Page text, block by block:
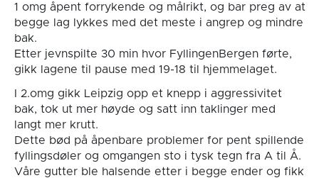
1 omg åpent forrykende og målrikt, og bar preg av at
begge lag lykkes med det meste i angrep og mindre
bak.
Etter jevnspilte 30 min hvor FyllingenBergen førte,
gikk lagene til pause med 19-18 til hjemmelaget.
I 2.omg gikk Leipzig opp et knepp i aggressivitet
bak, tok ut mer høyde og satt inn taklinger med
langt mer krutt.
Dette bød på åpenbare problemer for pent spillende
fyllingsdøler og omgangen sto i tysk tegn fra A til Å.
Våre gutter ble halsende etter i begge ender og fikk